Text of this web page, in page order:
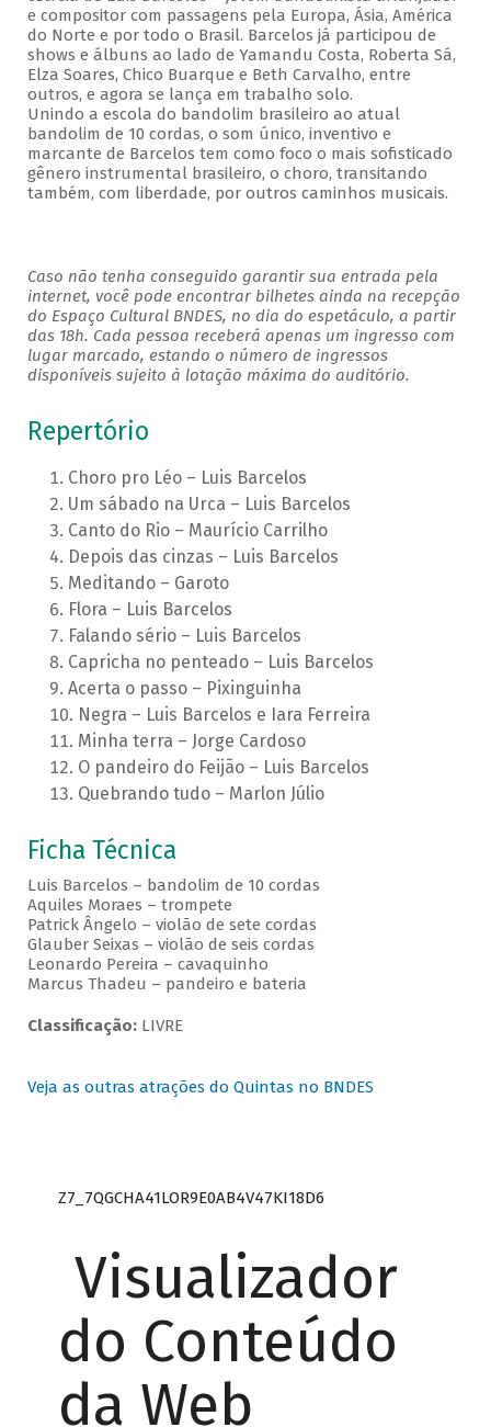
e compositor com passagens pela Europa, Ásia, América
do Norte e por todo o Brasil. Barcelos já participou de
shows e álbuns ao lado de Yamandu Costa, Roberta Sá,
Elza Soares, Chico Buarque e Beth Carvalho, entre
outros, e agora se lança em trabalho solo.
Unindo a escola do bandolim brasileiro ao atual
bandolim de 10 cordas, o som único, inventivo e
marcante de Barcelos tem como foco o mais sofisticado
gênero instrumental brasileiro, o choro, transitando
também, com liberdade, por outros caminhos musicais.
Caso não tenha conseguido garantir sua entrada pela
internet, você pode encontrar bilhetes ainda na recepção
do Espaço Cultural BNDES, no dia do espetáculo, a partir
das 18h. Cada pessoa receberá apenas um ingresso com
lugar marcado, estando o número de ingressos
disponíveis sujeito à lotação máxima do auditório.
Repertório
Choro pro Léo – Luis Barcelos
Um sábado na Urca – Luis Barcelos
Canto do Rio – Maurício Carrilho
Depois das cinzas – Luis Barcelos
Meditando – Garoto
Flora – Luis Barcelos
Falando sério – Luis Barcelos
Capricha no penteado – Luis Barcelos
Acerta o passo – Pixinguinha
Negra – Luis Barcelos e Iara Ferreira
Minha terra – Jorge Cardoso
O pandeiro do Feijão – Luis Barcelos
Quebrando tudo – Marlon Júlio
Ficha Técnica
Luis Barcelos – bandolim de 10 cordas
Aquiles Moraes – trompete
Patrick Ângelo – violão de sete cordas
Glauber Seixas – violão de seis cordas
Leonardo Pereira – cavaquinho
Marcus Thadeu – pandeiro e bateria
Classificação: LIVRE
Veja as outras atrações do Quintas no BNDES
Z7_7QGCHA41LOR9E0AB4V47KI18D6
Visualizador
do Conteúdo
da Web